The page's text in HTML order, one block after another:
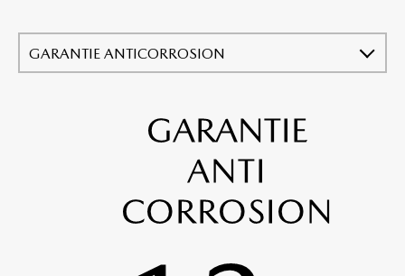
GARANTIE ANTICORROSION